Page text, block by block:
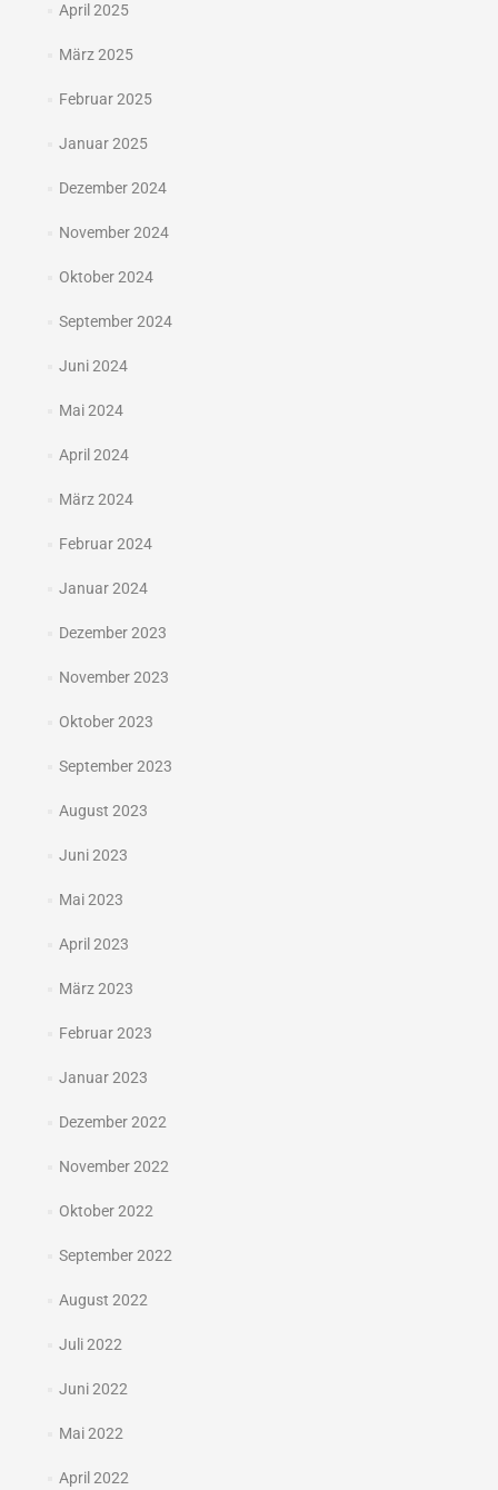
April 2025
März 2025
Februar 2025
Januar 2025
Dezember 2024
November 2024
Oktober 2024
September 2024
Juni 2024
Mai 2024
April 2024
März 2024
Februar 2024
Januar 2024
Dezember 2023
November 2023
Oktober 2023
September 2023
August 2023
Juni 2023
Mai 2023
April 2023
März 2023
Februar 2023
Januar 2023
Dezember 2022
November 2022
Oktober 2022
September 2022
August 2022
Juli 2022
Juni 2022
Mai 2022
April 2022